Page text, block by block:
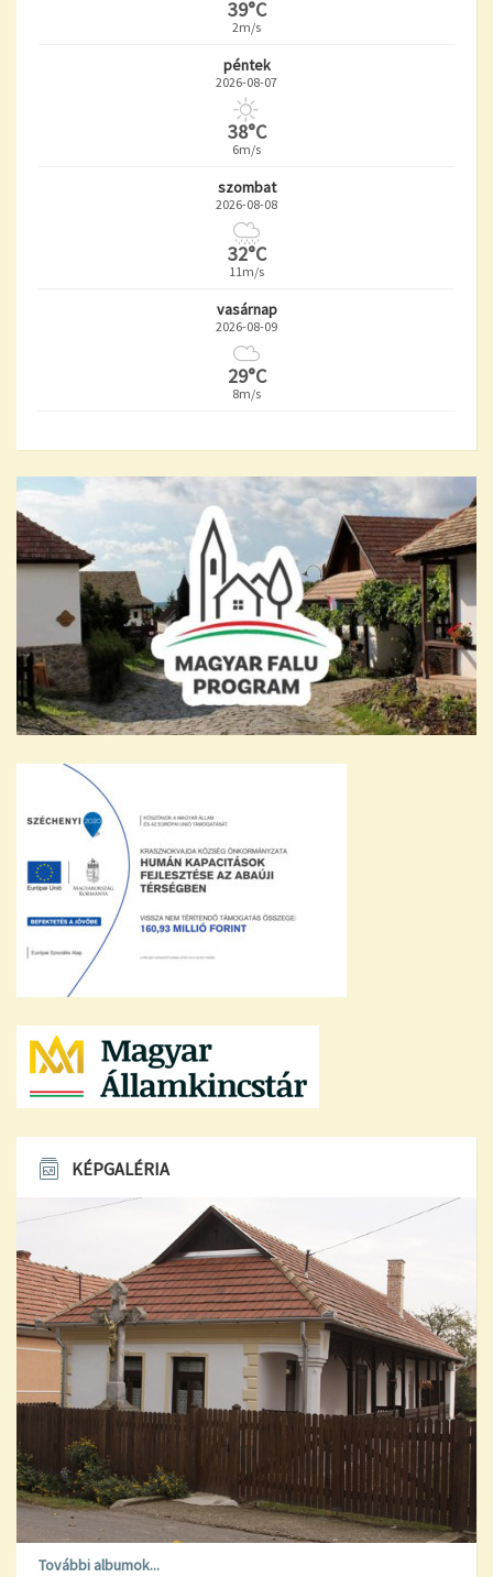
39°C
2m/s
péntek
2026-08-07
38°C
6m/s
szombat
2026-08-08
32°C
11m/s
vasárnap
2026-08-09
29°C
8m/s
KÉPGALÉRIA
További albumok...